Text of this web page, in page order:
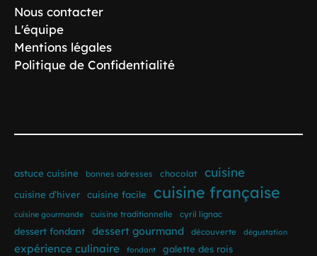
Nous contacter
L'équipe
Mentions légales
Politique de Confidentialité
astuce cuisine bonnes adresses chocolat cuisine
cuisine d’hiver cuisine facile cuisine française
cuisine gourmande cuisine traditionnelle cyril lignac
dessert fondant dessert gourmand découverte dégustation
expérience culinaire fondant galette des rois